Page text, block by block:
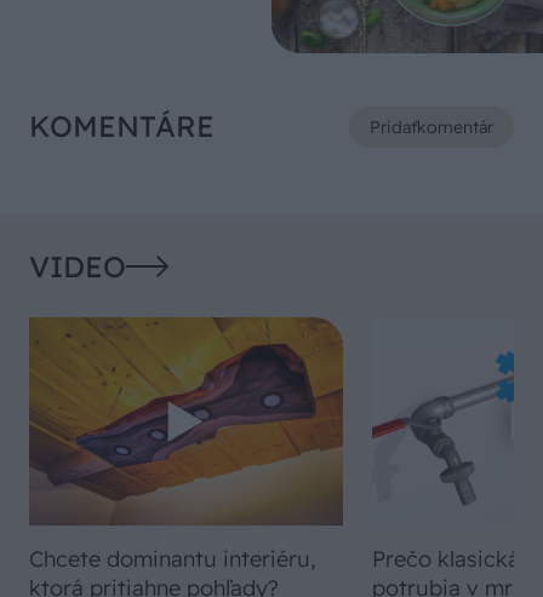
KOMENTÁRE Pridaťkomentár
VIDEO
Chcete dominantu interiéru,
ktorá pritiahne pohľady?
Prečo klasická
potrubia v